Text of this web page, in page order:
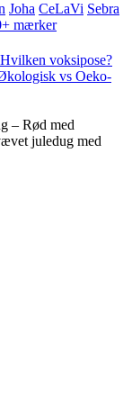
Joha CeLaVi Sebra
mærker
Hvilken voksipose?
vs Oeko-
– Rød med
juledug med